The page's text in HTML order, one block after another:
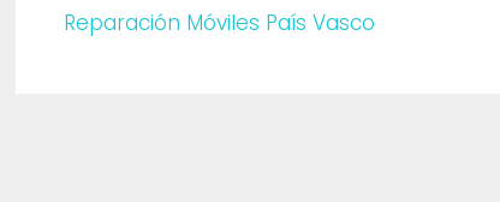
Reparación Móviles País Vasco